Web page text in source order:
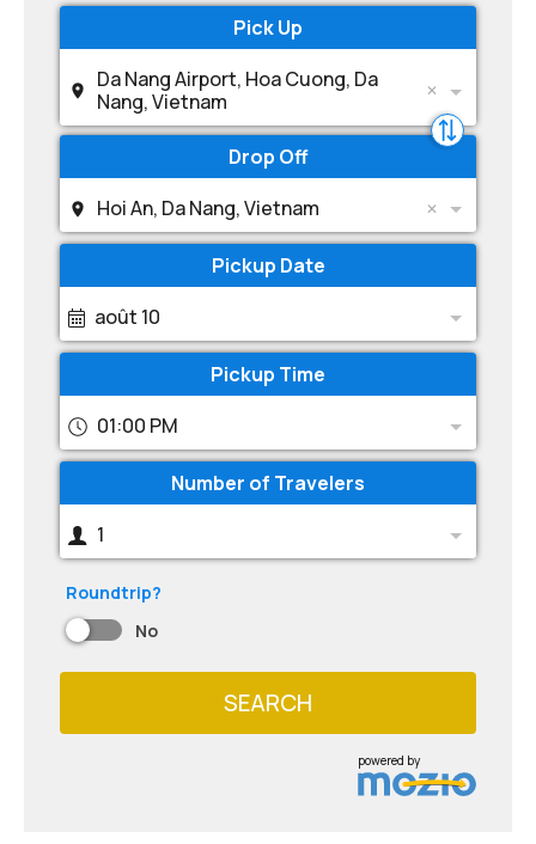
Pick Up
Da Nang Airport, Hoa Cuong, Da
Nang, Vietnam
Drop Off
Hoi An, Da Nang, Vietnam
Pickup Date
août 10
Pickup Time
01:00 PM
Number of Travelers
1
Roundtrip?
No
SEARCH
powered by